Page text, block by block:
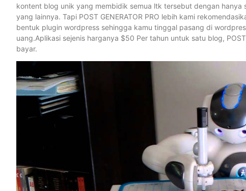
kontent blog unik yang membidik semua ltk tersebut dengan
yang lainnya. Tapi POST GENERATOR PRO lebih kami
bentuk plugin wordpress sehingga kamu tinggal pasang di
uang.Aplikasi sejenis harganya $50 Per tahun untuk satu blog,
bayar.